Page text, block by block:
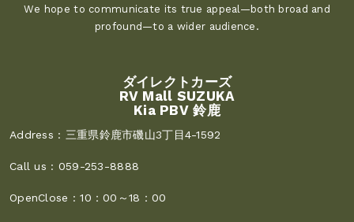
We hope to communicate its true appeal—both broad and
profound—to a wider audience.
ダイレクトカーズ
RV Mall SUZUKA
Kia PBV 鈴鹿
Address : 三重県鈴鹿市磯山3丁目4-1592
Call us : 059-253-8888
OpenClose :10：00～18：00